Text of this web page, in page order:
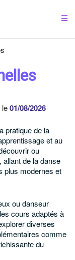
01/08/2026
pratique de la
et au
ou
allant de la danse
plus modernes et
ou danseur
cours adaptés à
diverses
comme
du